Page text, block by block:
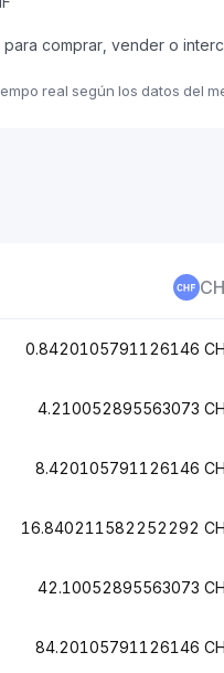
comprar, vender o
real según los datos del
0.8420105791126146
4.210052895563073
8.420105791126146
16.840211582252292
42.10052895563073
84.20105791126146